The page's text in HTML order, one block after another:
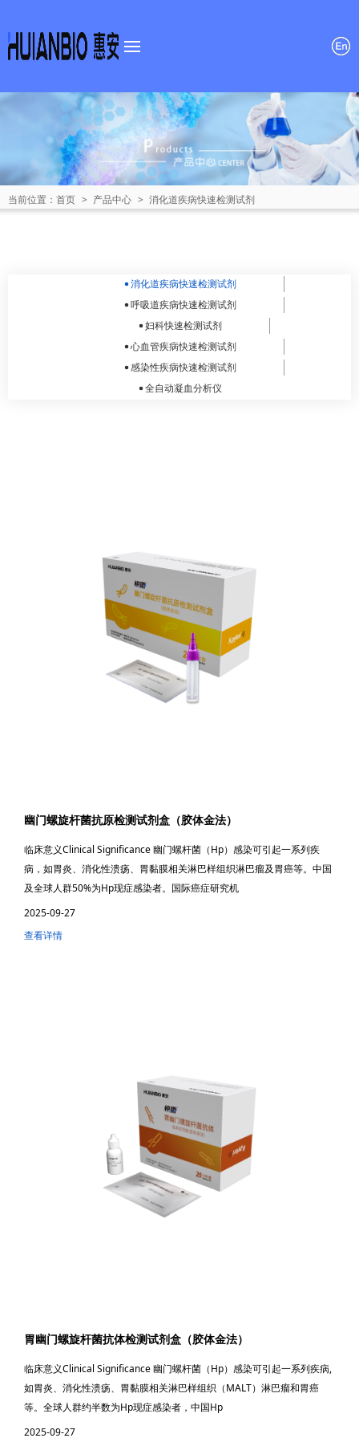
关于我们
产品中心
新闻资讯
当前位置： 首页 > 产品中心 > 消化道疾病快速检测试剂
消化道疾病快速检测试剂
呼吸道疾病快速检测试剂
妇科快速检测试剂
心血管疾病快速检测试剂
感染性疾病快速检测试剂
全自动凝血分析仪
幽门螺旋杆菌抗原检测试剂盒（胶体金法）
临床意义Clinical Significance 幽门螺杆菌（Hp）感染可引起一系列疾
病，如胃炎、消化性溃疡、胃黏膜相关淋巴样组织淋巴瘤及胃癌等。中国
及全球人群50%为Hp现症感染者。国际癌症研究机
2025-09-27
查看详情
胃幽门螺旋杆菌抗体检测试剂盒（胶体金法）
临床意义Clinical Significance 幽门螺杆菌（Hp）感染可引起一系列疾病,
如胃炎、消化性溃疡、胃黏膜相关淋巴样组织（MALT）淋巴瘤和胃癌
等。全球人群约半数为Hp现症感染者，中国Hp
2025-09-27